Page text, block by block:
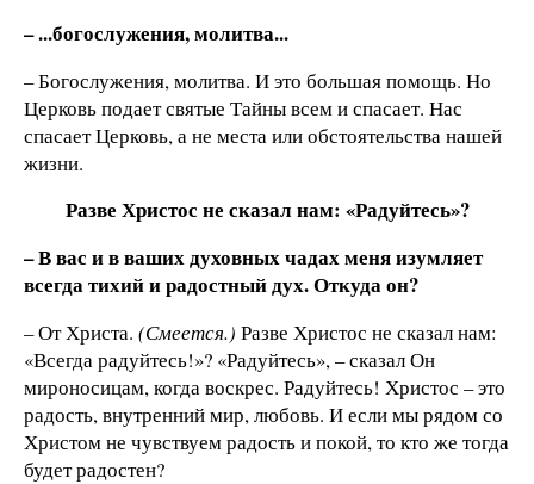
– ...богослужения, молитва...
– Богослужения, молитва. И это большая помощь. Но
Церковь подает святые Тайны всем и спасает. Нас
спасает Церковь, а не места или обстоятельства нашей
жизни.
Разве Христос не сказал нам: «Радуйтесь»?
– В вас и в ваших духовных чадах меня изумляет
всегда тихий и радостный дух. Откуда он?
– От Христа. (Смеется.) Разве Христос не сказал нам:
«Всегда радуйтесь!»? «Радуйтесь», – сказал Он
мироносицам, когда воскрес. Радуйтесь! Христос – это
радость, внутренний мир, любовь. И если мы рядом со
Христом не чувствуем радость и покой, то кто же тогда
будет радостен?